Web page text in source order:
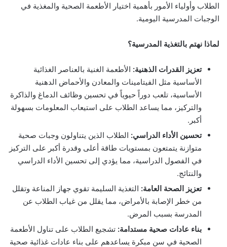
الطلاب وأولياء الأمور بأهمية اختيار الأطعمة الصحية والمغذية في
الوجبات المدرسية اليومية.
لماذا نهتم بالتغذية المدرسية؟
تعزيز القدرات الذهنية: الأطعمة الغنية بالعناصر الغذائية
الأساسية مثل الفيتامينات والمعادن والأحماض الدهنية
الأساسية، تلعب دوراً حيوياً في تحسين وظائف الدماغ والذاكرة
والتركيز، مما يساعد الطلاب على استيعاب المعلومات بسهولة
أكبر.
تحسين الأداء الدراسي: الطلاب الذين يتناولون وجبات صحية
متوازنة يتمتعون بمستويات طاقة أعلى وقدرة أكبر على التركيز
في الفصول الدراسية، مما يؤدي إلى تحسين الأداء الدراسي
والنتائج.
تعزيز الصحة العامة: التغذية السليمة تقوي جهاز المناعة وتقلل
من خطر الإصابة بالأمراض، مما يقلل من غياب الطلاب عن
المدرسة بسبب المرض.
بناء عادات صحية مستدامة: تشجيع الطلاب على تناول الأطعمة
الصحية في سن مبكرة يساعدهم على بناء عادات غذائية صحية